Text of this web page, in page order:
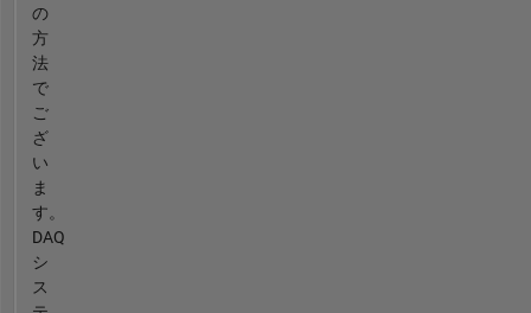
の
方
法
で
ご
ざ
い
ま
す。
DAQ
シ
ス